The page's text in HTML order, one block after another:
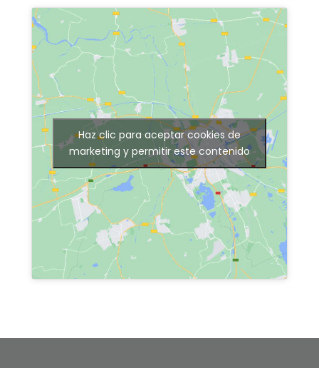
Haz clic para aceptar cookies de
marketing y permitir este contenido